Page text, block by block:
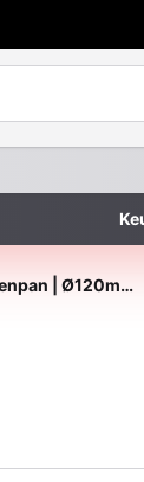
Pannenkoekenpan | Ø120mm | Koolstofstaal